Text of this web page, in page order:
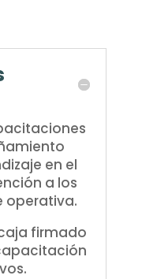
en el
a los
operativa.
firmado